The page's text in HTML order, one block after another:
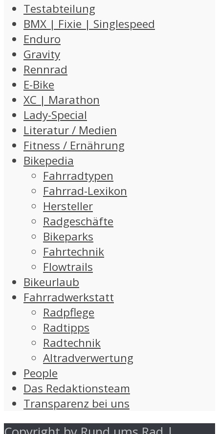
Testabteilung
BMX | Fixie | Singlespeed
Enduro
Gravity
Rennrad
E-Bike
XC | Marathon
Lady-Special
Literatur / Medien
Fitness / Ernährung
Bikepedia
Fahrradtypen
Fahrrad-Lexikon
Hersteller
Radgeschäfte
Bikeparks
Fahrtechnik
Flowtrails
Bikeurlaub
Fahrradwerkstatt
Radpflege
Radtipps
Radtechnik
Altradverwertung
People
Das Redaktionsteam
Transparenz bei uns